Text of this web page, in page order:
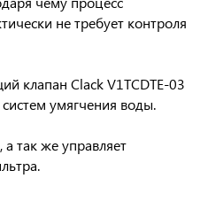
не требует контроля
клапан Clack V1TCDTE-03
систем умягчения воды.
, а так жеуправляет